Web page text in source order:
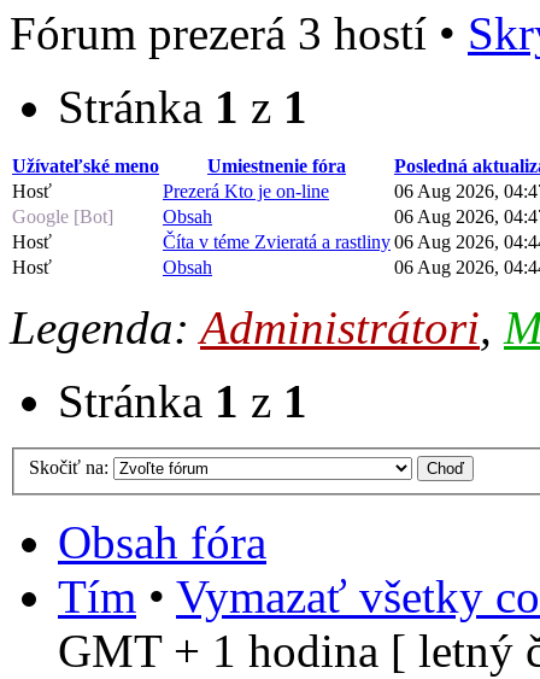
Fórum prezerá 3 hostí •
Stránka 1 z 1
Užívateľské meno Umiestnenie fóra
Posledná
Hosť
Prezerá Kto je on-line
06 Aug 2026,
Google [Bot]
Obsah
06 Aug 2026,
Hosť
Číta v téme Zvieratá a rastliny06 Aug 2026,
Hosť
Obsah 06 Aug 2026,
Legenda:Administrátori,
Stránka 1 z 1
Skočiť na:
Obsah fóra
Tím • Vymazať všetky
GMT + 1 hodina [ letný